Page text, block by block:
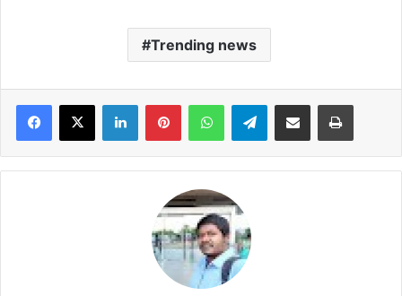
Trending news
Facebook
X LinkedInPinterestWhatsAppTelegramShare via Email Print